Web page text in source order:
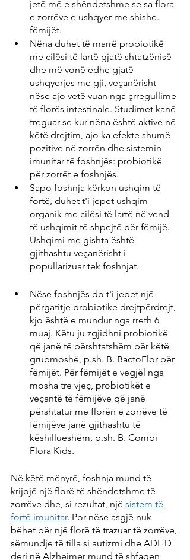
jetë më e shëndetshme se sa flora
e zorrëve e ushqyer me shishe.
fëmijët.
Nëna duhet të marrë probiotikë
me cilësi të lartë gjatë shtatzënisë
dhe më vonë edhe gjatë
ushqyerjes me gji, veçanërisht
nëse ajo vetë vuan nga çrregullime
të florës intestinale. Studimet kanë
treguar se kur nëna është aktive në
këtë drejtim, ajo ka efekte shumë
pozitive në zorrën dhe sistemin
imunitar të foshnjës: probiotikë
për zorrët e foshnjës.
Sapo foshnja kërkon ushqim të
fortë, duhet t'i jepet ushqim
organik me cilësi të lartë në vend
të ushqimit të shpejtë për fëmijë.
Ushqimi me gishta është
gjithashtu veçanërisht i
popullarizuar tek foshnjat.
Nëse foshnjës do t'i jepet një
përgatitje probiotike drejtpërdrejt,
kjo është e mundur nga rreth 6
muaj. Këtu ju zgjidhni probiotikë
që janë të përshtatshëm për këtë
grupmoshë, p.sh. B. BactoFlor për
fëmijët. Për fëmijët e vegjël nga
mosha tre vjeç, probiotikët e
veçantë të fëmijëve që janë
përshtatur me florën e zorrëve të
fëmijëve janë gjithashtu të
këshillueshëm, p.sh. B. Combi
Flora Kids.
Në këtë mënyrë, foshnja mund të
krijojë një florë të shëndetshme të
zorrëve dhe, si rezultat, një sistem të
fortë imunitar. Por nëse asgjë nuk
bëhet për një florë të trazuar të zorrëve,
sëmundje të tilla si autizmi dhe ADHD
deri në Alzheimer mund të shfaqen